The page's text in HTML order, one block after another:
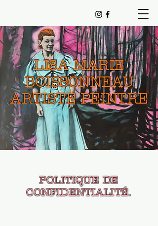
LISA MARIE
BOISSONNEAU
ARTISTE PEINTRE
POLITIQUE DE
CONFIDENTIALITÉ.